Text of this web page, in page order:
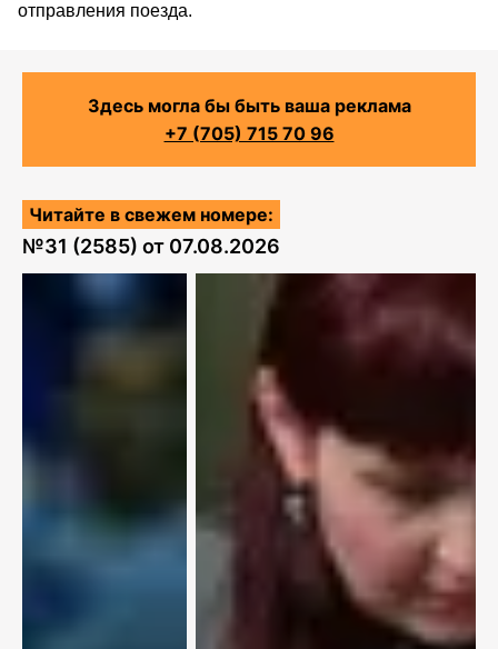
отправления поезда.
Здесь могла бы быть ваша реклама
+7 (705) 715 70 96
Читайте в свежем номере:
№31 (2585) от 07.08.2026